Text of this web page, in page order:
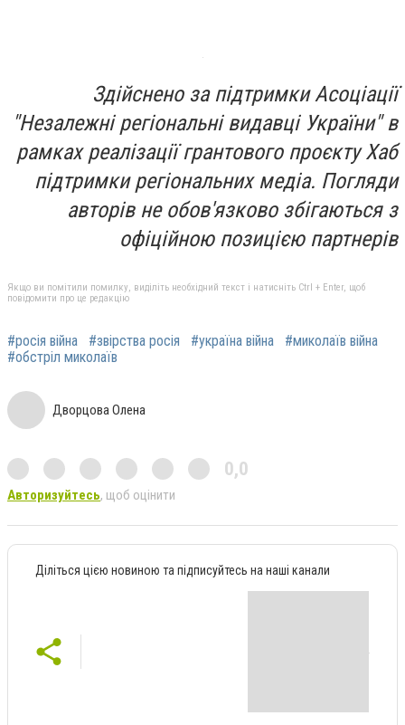
Здійснено за підтримки Асоціації
"Незалежні регіональні видавці України" в
рамках реалізації грантового проєкту Хаб
підтримки регіональних медіа. Погляди
авторів не обов'язково збігаються з
офіційною позицією партнерів
Якщо ви помітили помилку, виділіть необхідний текст і натисніть Ctrl + Enter, щоб
повідомити про це редакцію
#росія війна #звірства росія #україна війна
#миколаїв війна
#обстріл миколаїв
Дворцова Олена
0,0
Авторизуйтесь, щоб оцінити
Діліться цією новиною та підписуйтесь на наші канали